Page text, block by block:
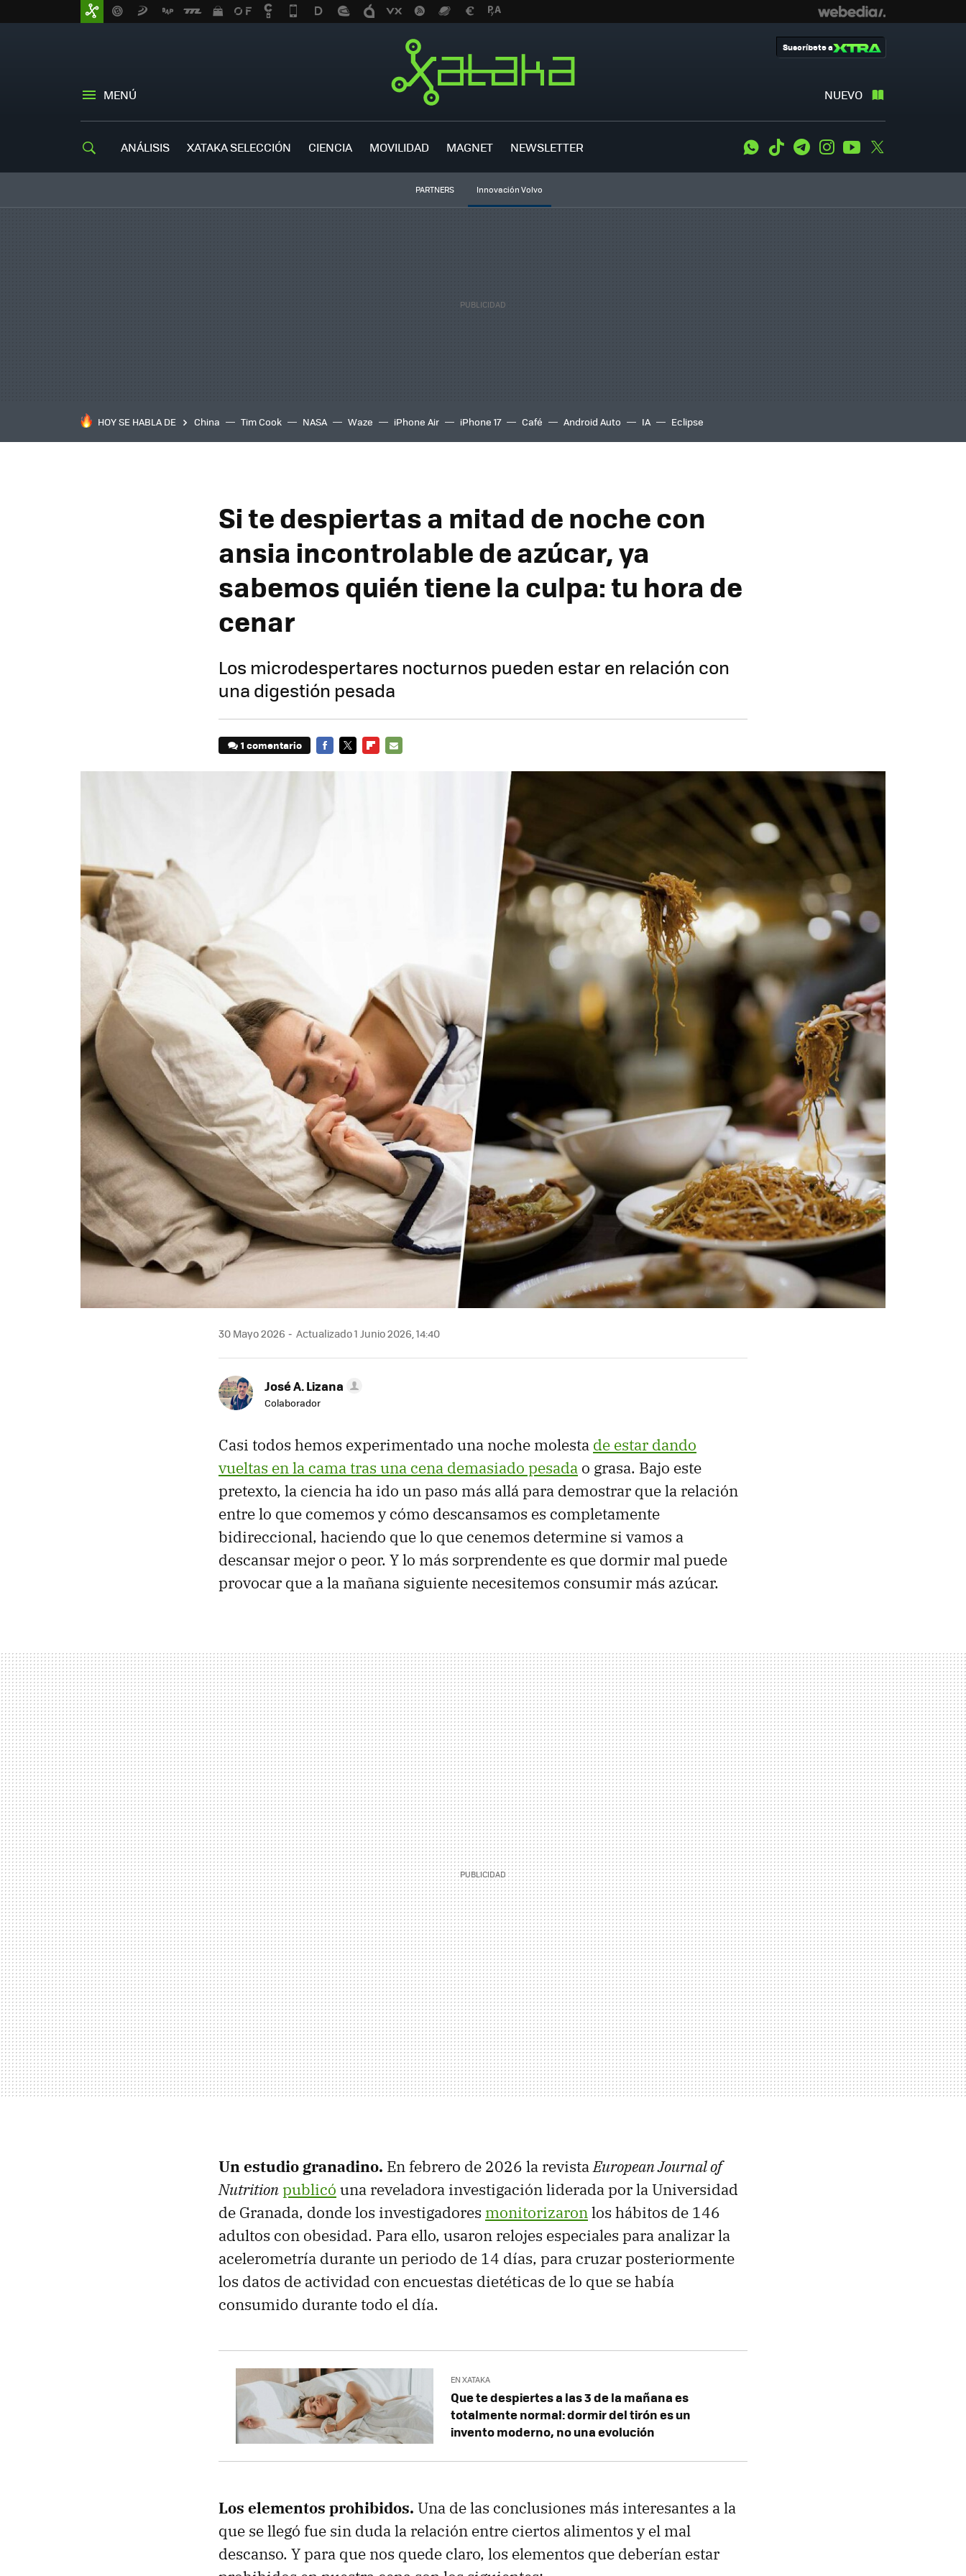
MENÚ NUEVO
Suscríbete a
ANÁLISIS XATAKA SELECCIÓN CIENCIA MOVILIDAD MAGNET NEWSLETTER WhatsApp
Tiktok TelegramInstagramYoutube
PARTNERS Innovación Volvo
HOY SE HABLA DE China Tim Cook NASA Waze iPhone Air iPhone 17 Café Android Auto IA Eclipse
Si te despiertas a mitad de noche con
ansia incontrolable de azúcar, ya
sabemos quién tiene la culpa: tu hora de
cenar
Los microdespertares nocturnos pueden estar en relación con
una digestión pesada
1 comentario
30 Mayo 2026 Actualizado 1 Junio 2026, 14:40
José A. Lizana
Colaborador
Casi todos hemos experimentado una noche molesta de estar dando
vueltas en la cama tras una cena demasiado pesada o grasa. Bajo este
pretexto, la ciencia ha ido un paso más allá para demostrar que la relación
entre lo que comemos y cómo descansamos es completamente
bidireccional, haciendo que lo que cenemos determine si vamos a
descansar mejor o peor. Y lo más sorprendente es que dormir mal puede
provocar que a la mañana siguiente necesitemos consumir más azúcar.
Un estudio granadino. En febrero de 2026 la revistaEuropean Journal of
Nutritionpublicó una reveladora investigación liderada por la Universidad
de Granada, donde los investigadores monitorizaronlos hábitos de 146
adultos con obesidad. Para ello, usaron relojes especiales para analizar la
acelerometría durante un periodo de 14 días, para cruzar posteriormente
los datos de actividad con encuestas dietéticas de lo que se había
consumido durante todo el día.
EN XATAKA
Que te despiertes a las 3 de la mañana es
totalmente normal: dormir del tirón es un
invento moderno, no una evolución
Los elementos prohibidos. Una de las conclusiones más interesantes a la
que se llegó fue sin duda la relación entre ciertos alimentos y el mal
descanso. Y para que nos quede claro, los elementos que deberían estar